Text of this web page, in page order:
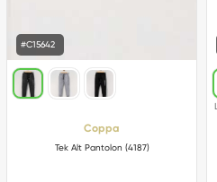
#C15642
Coppa
Tek Alt Pantolon (4187)